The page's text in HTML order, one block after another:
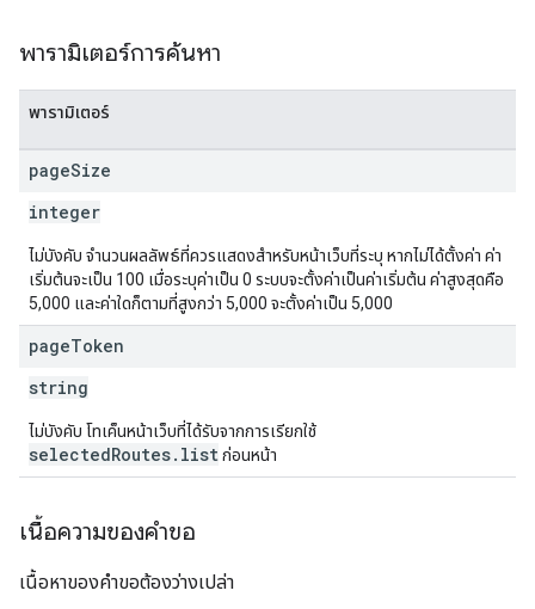
พารามิเตอร์การค้นหา
พารามิเตอร์
pageSize
integer
ไม่บังคับ จำนวนผลลัพธ์ที่ควรแสดงสำหรับหน้าเว็บที่ระบุ หากไม่ได้ตั้งค่า ค่า
เริ่มต้นจะเป็น 100 เมื่อระบุค่าเป็น 0 ระบบจะตั้งค่าเป็นค่าเริ่มต้น ค่าสูงสุดคือ
5,000 และค่าใดก็ตามที่สูงกว่า 5,000 จะตั้งค่าเป็น 5,000
pageToken
string
ไม่บังคับ โทเค็นหน้าเว็บที่ได้รับจากการเรียกใช้
selectedRoutes.listก่อนหน้า
เนื้อความของคำขอ
เนื้อหาของคำขอต้องว่างเปล่า